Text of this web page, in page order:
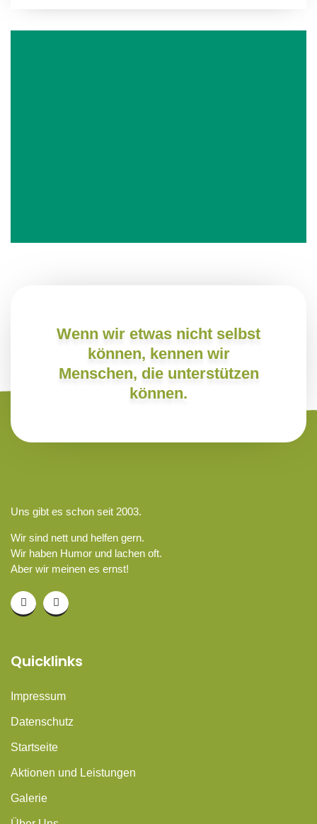
Wenn wir etwas nicht selbst
können, kennen wir
Menschen, die unterstützen
können.
Uns gibt es schon seit 2003.
Wir sind nett und helfen gern.
Wir haben Humor und lachen oft.
Aber wir meinen es ernst!
Quicklinks
Impressum
Datenschutz
Startseite
Aktionen und Leistungen
Galerie